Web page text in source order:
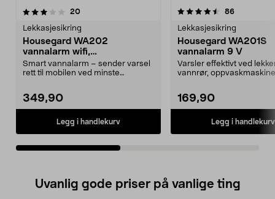
20anmeldelser
Lekkasjesikring
Housegard WA202
vannalarm wifi,
vannlekkasjesensor
Smart vannalarm – sender varsel
rett til mobilen ved minste
349,90
Legg i handlekurv
4.5av 5 stjerner 86
Lekkasjesikring
Housegard WA201S
vannalarm 9 V
Varsler effektivt ved
vannrør,
169,90
Legg i handlekurv
5.0av 5 stjerner
Uvanlig gode priser på vanlige ting